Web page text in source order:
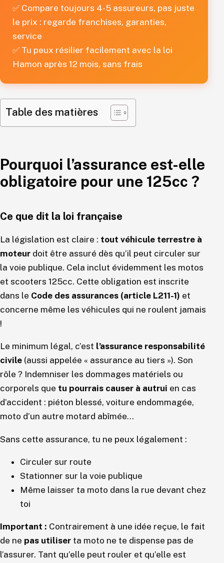
✅ Compare toujours 4-5 assureurs, pas juste
le prix : regarde franchises, garanties,
service
✅ Tu peux résilier facilement avec la loi
Hamon après 12 mois, sans frais
Table des matières
Pourquoi l’assurance est-elle
obligatoire pour une 125cc ?
Ce que dit la loi française
La législation est claire : tout véhicule terrestre à
moteur doit être assuré dès qu’il peut circuler sur
la voie publique. Cela inclut évidemment les motos
et scooters 125cc. Cette obligation est inscrite
dans le Code des assurances (article L211-1) et
concerne même les véhicules qui ne roulent jamais
!
Le minimum légal, c’est l’assurance responsabilité
civile (aussi appelée « assurance au tiers »). Son
rôle ? Indemniser les dommages matériels ou
corporels que tu pourrais causer à autrui en cas
d’accident : piéton blessé, voiture endommagée,
moto d’un autre motard abîmée…
Sans cette assurance, tu ne peux légalement :
Circuler sur route
Stationner sur la voie publique
Même laisser ta moto dans la rue devant chez
toi
Important : Contrairement à une idée reçue, le fait
de ne pas utiliser ta moto ne te dispense pas de
l’assurer. Tant qu’elle peut rouler et qu’elle est